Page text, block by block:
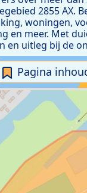
2855 AX.
woningen,
en meer. Met
en uitleg bij de
Pagina